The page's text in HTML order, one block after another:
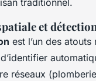
traditionnel.
et
est l’un des atouts
réseaux